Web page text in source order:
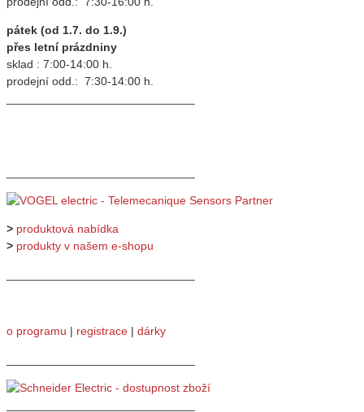
pátek (od 1.7. do 1.9.)
přes letní prázdniny
sklad : 7:00-14:00 h.
prodejní odd.: 7:30-14:00 h.
> produktová nabídka
> produkty v našem e-shopu
o programu | registrace | dárky